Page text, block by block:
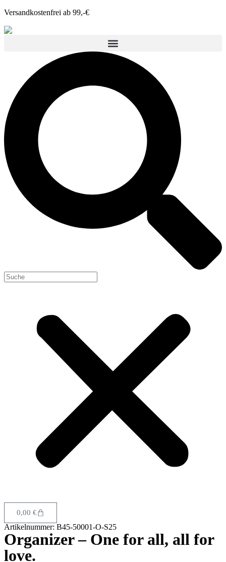
Versandkostenfrei ab 99,-€
0,00 €
Artikelnummer: B45-50001-O-S25
Organizer – One for all, all for
love.